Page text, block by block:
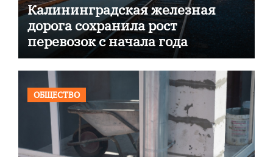
Калининградская железная
дорога сохранила рост
перевозок с начала года
ОБЩЕСТВО